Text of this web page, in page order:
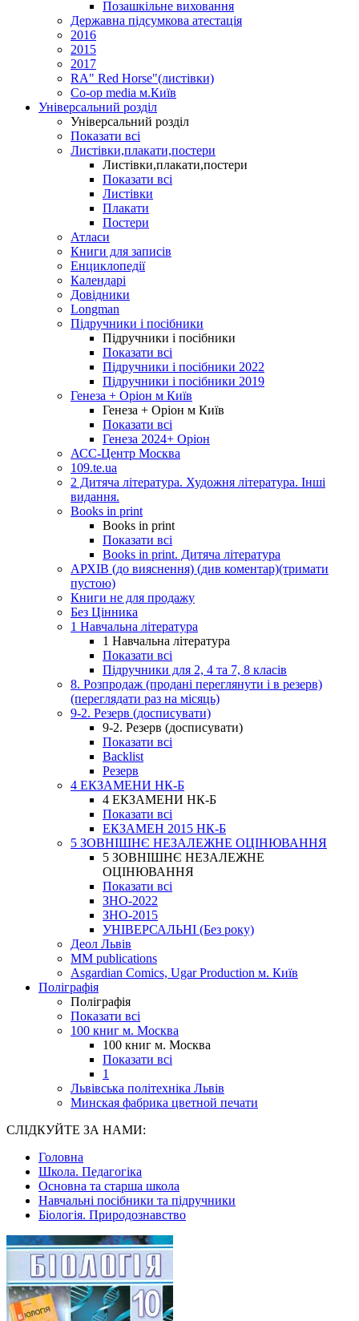
Позашкільне виховання
Державна підсумкова атестація
2016
2015
2017
RA" Red Horse"(листівки)
Co-op media м.Київ
Універсальний розділ
Універсальний розділ
Показати всі
Листівки,плакати,постери
Листівки,плакати,постери
Показати всі
Листівки
Плакати
Постери
Атласи
Книги для записів
Енциклопедії
Календарі
Довідники
Longman
Підручники і посібники
Підручники і посібники
Показати всі
Підручники і посібники 2022
Підручники і посібники 2019
Генеза + Оріон м Київ
Генеза + Оріон м Київ
Показати всі
Генеза 2024+ Оріон
АСС-Центр Москва
109.te.ua
2 Дитяча література. Художня література. Інші
видання.
Books in print
Books in print
Показати всі
Books in print. Дитяча література
АРХІВ (до вияснення) (див коментар)(тримати
пустою)
Книги не для продажу
Без Цінника
1 Навчальна література
1 Навчальна література
Показати всі
Підручники для 2, 4 та 7, 8 класів
8. Розпродаж (продані переглянути і в резерв)
(переглядати раз на місяць)
9-2. Резерв (досписувати)
9-2. Резерв (досписувати)
Показати всі
Backlist
Резерв
4 ЕКЗАМЕНИ НК-Б
4 ЕКЗАМЕНИ НК-Б
Показати всі
ЕКЗАМЕН 2015 НК-Б
5 ЗОВНІШНЄ НЕЗАЛЕЖНЕ ОЦІНЮВАННЯ
5 ЗОВНІШНЄ НЕЗАЛЕЖНЕ
ОЦІНЮВАННЯ
Показати всі
ЗНО-2022
ЗНО-2015
УНІВЕРСАЛЬНІ (Без року)
Деол Львів
MM publications
Asgardian Comics, Ugar Production м. Київ
Поліграфія
Поліграфія
Показати всі
100 книг м. Москва
100 книг м. Москва
Показати всі
1
Львівська політехніка Львів
Минская фабрика цветной печати
СЛІДКУЙТЕ ЗА НАМИ:
Головна
Школа. Педагогіка
Основна та старша школа
Навчальні посібники та підручники
Біологія. Природознавство